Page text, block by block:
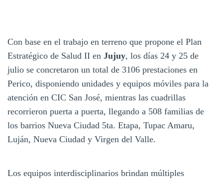
Con base en el trabajo en terreno que propone el Plan
Estratégico de Salud II en Jujuy, los días 24 y 25 de
julio se concretaron un total de 3106 prestaciones en
Perico, disponiendo unidades y equipos móviles para la
atención en CIC San José, mientras las cuadrillas
recorrieron puerta a puerta, llegando a 508 familias de
los barrios Nueva Ciudad 5ta. Etapa, Tupac Amaru,
Luján, Nueva Ciudad y Virgen del Valle.
Los equipos interdisciplinarios brindan múltiples